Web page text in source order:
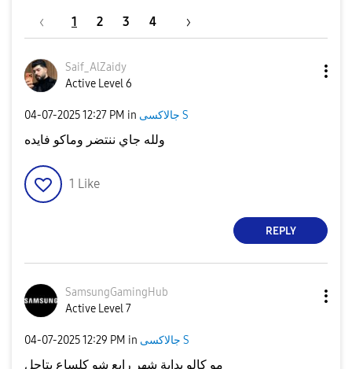
1 2 3 4
Saif_AlZaidy
Active Level 6
‎04-07-202512:27 PM in جالاكسى S
ولله جاي ننتضر وماكو فايده
1 Like
REPLY
SamsungGamingHub
Active Level 7
‎04-07-202512:29 PM in جالاكسى S
مو كالو بداية شهر رابع شو كلساع يتاجل